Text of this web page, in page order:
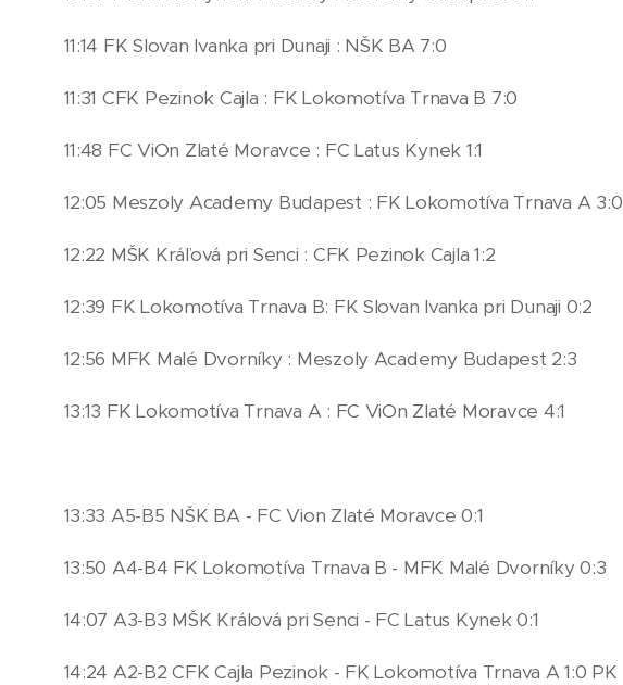
11:14 FK Slovan Ivanka pri Dunaji : NŠK BA 7:0
11:31 CFK Pezinok Cajla : FK Lokomotíva Trnava B 7:0
11:48 FC ViOn Zlaté Moravce : FC Latus Kynek 1:1
12:05 Meszoly Academy Budapest : FK Lokomotíva Trnava A 3:0
12:22 MŠK Kráľová pri Senci : CFK Pezinok Cajla 1:2
12:39 FK Lokomotíva Trnava B: FK Slovan Ivanka pri Dunaji 0:2
12:56 MFK Malé Dvorníky : Meszoly Academy Budapest 2:3
13:13 FK Lokomotíva Trnava A : FC ViOn Zlaté Moravce 4:1
13:33 A5-B5 NŠK BA - FC Vion Zlaté Moravce 0:1
13:50 A4-B4 FK Lokomotíva Trnava B - MFK Malé Dvorníky 0:3
14:07 A3-B3 MŠK Králová pri Senci - FC Latus Kynek 0:1
14:24 A2-B2 CFK Cajla Pezinok - FK Lokomotíva Trnava A 1:0 PK